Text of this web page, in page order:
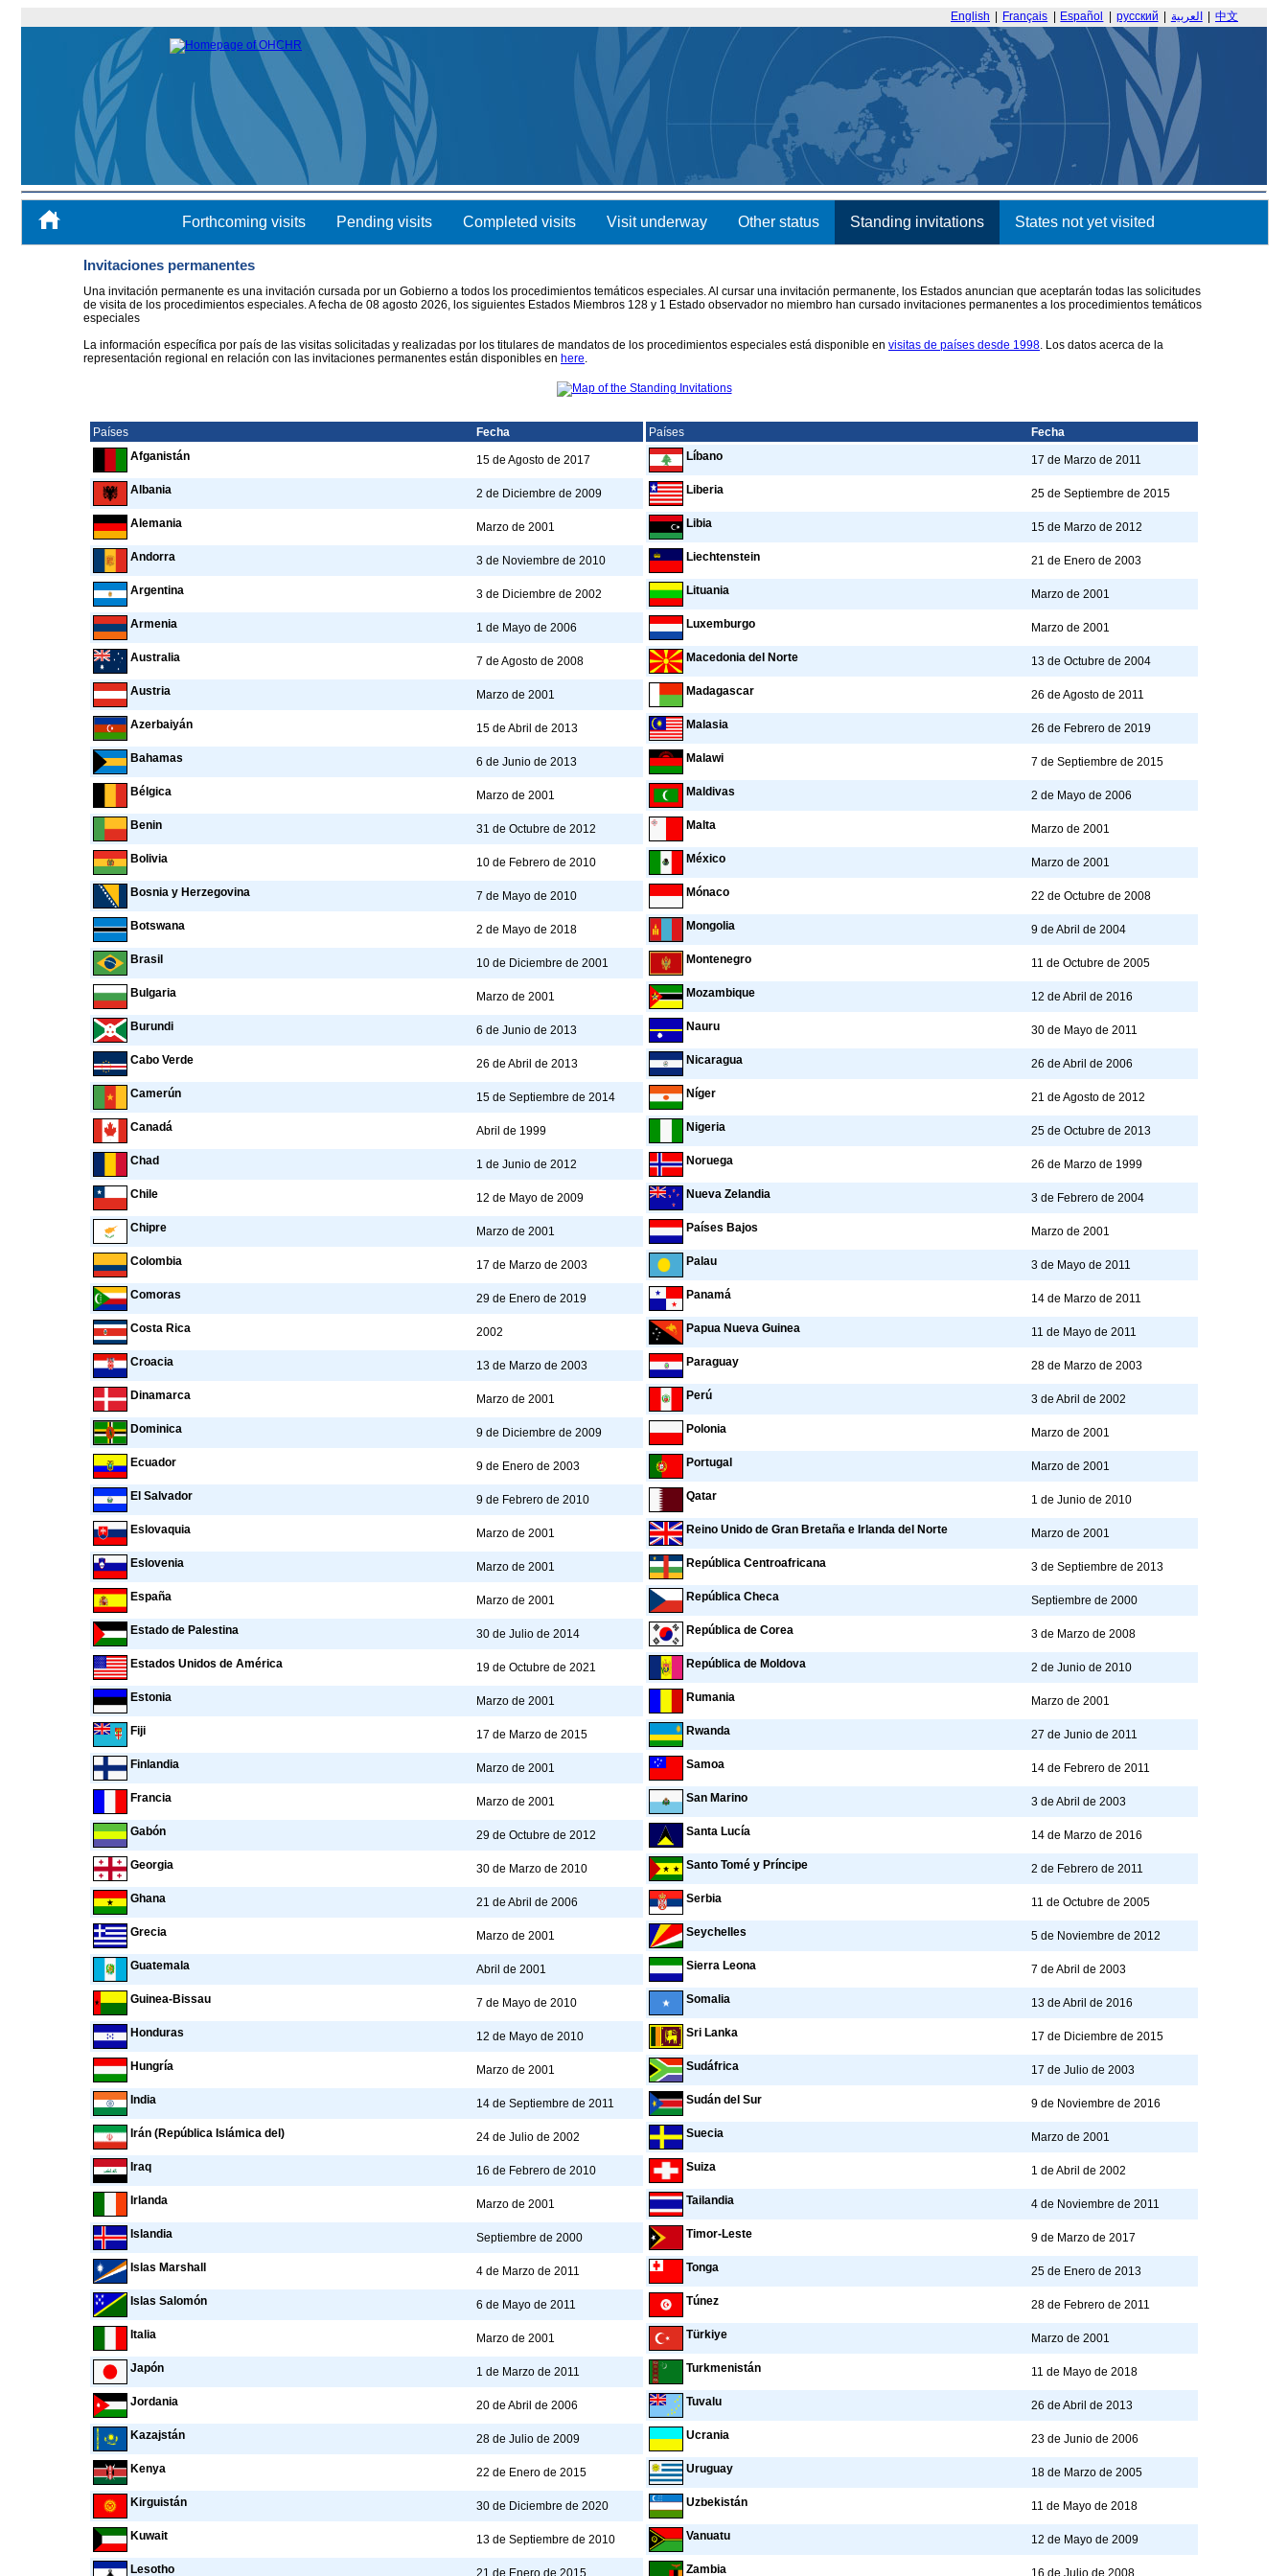
English Français Español русский العربية 中文
Forthcoming visits Pending visits Completed visits Visit underway Other status Standing invitations States not yet visited
Invitaciones permanentes
Una invitación permanente es una invitación cursada por un Gobierno a todos los procedimientos temáticos especiales. Al cursar una invitación permanente, los Estados anuncian que aceptarán todas las solicitudes
de visita de los procedimientos especiales. A fecha de 08 agosto 2026, los siguientes Estados Miembros 128 y 1 Estado observador no miembro han cursado invitaciones permanentes a los procedimientos temáticos
especiales
La información específica por país de las visitas solicitadas y realizadas por los titulares de mandatos de los procedimientos especiales está disponible en visitas de países desde 1998. Los datos acerca de la
representación regional en relación con las invitaciones permanentes están disponibles en here.
Países Fecha Países
Fecha
Afganistán
15 de Agosto de 2017 Líbano 17 de Marzo de 2011
Albania 2 de Diciembre de 2009 Liberia 25 de Septiembre de 2015
Alemania Marzo de 2001 Libia 15 de Marzo de 2012
Andorra 3 de Noviembre de 2010 Liechtenstein 21 de Enero de 2003
Argentina 3 de Diciembre de 2002 Lituania Marzo de 2001
Armenia 1 de Mayo de 2006 Luxemburgo Marzo de 2001
Australia 7 de Agosto de 2008 Macedonia del Norte 13 de Octubre de 2004
Austria Marzo de 2001 Madagascar 26 de Agosto de 2011
Azerbaiyán 15 de Abril de 2013 Malasia 26 de Febrero de 2019
Bahamas 6 de Junio de 2013 Malawi 7 de Septiembre de 2015
Bélgica Marzo de 2001 Maldivas 2 de Mayo de 2006
Benin 31 de Octubre de 2012 Malta Marzo de 2001
Bolivia 10 de Febrero de 2010 México Marzo de 2001
Bosnia y Herzegovina 7 de Mayo de 2010 Mónaco 22 de Octubre de 2008
Botswana 2 de Mayo de 2018 Mongolia 9 de Abril de 2004
Brasil 10 de Diciembre de 2001 Montenegro 11 de Octubre de 2005
Bulgaria Marzo de 2001 Mozambique 12 de Abril de 2016
Burundi 6 de Junio de 2013 Nauru 30 de Mayo de 2011
Cabo Verde 26 de Abril de 2013 Nicaragua 26 de Abril de 2006
Camerún 15 de Septiembre de 2014 Níger 21 de Agosto de 2012
Canadá Abril de 1999 Nigeria 25 de Octubre de 2013
Chad 1 de Junio de 2012 Noruega 26 de Marzo de 1999
Chile 12 de Mayo de 2009 Nueva Zelandia 3 de Febrero de 2004
Chipre Marzo de 2001 Países Bajos Marzo de 2001
Colombia 17 de Marzo de 2003 Palau 3 de Mayo de 2011
Comoras 29 de Enero de 2019 Panamá 14 de Marzo de 2011
Costa Rica 2002 Papua Nueva Guinea 11 de Mayo de 2011
Croacia 13 de Marzo de 2003 Paraguay 28 de Marzo de 2003
Dinamarca Marzo de 2001 Perú 3 de Abril de 2002
Dominica 9 de Diciembre de 2009 Polonia Marzo de 2001
Ecuador 9 de Enero de 2003 Portugal Marzo de 2001
El Salvador 9 de Febrero de 2010 Qatar 1 de Junio de 2010
Eslovaquia Marzo de 2001 Reino Unido de Gran Bretaña e Irlanda del Norte Marzo de 2001
Eslovenia Marzo de 2001 República Centroafricana 3 de Septiembre de 2013
España Marzo de 2001 República Checa Septiembre de 2000
Estado de Palestina 30 de Julio de 2014 República de Corea 3 de Marzo de 2008
Estados Unidos de América 19 de Octubre de 2021 República de Moldova 2 de Junio de 2010
Estonia Marzo de 2001 Rumania Marzo de 2001
Fiji 17 de Marzo de 2015 Rwanda 27 de Junio de 2011
Finlandia Marzo de 2001 Samoa 14 de Febrero de 2011
Francia Marzo de 2001 San Marino 3 de Abril de 2003
Gabón 29 de Octubre de 2012 Santa Lucía 14 de Marzo de 2016
Georgia 30 de Marzo de 2010 Santo Tomé y Príncipe 2 de Febrero de 2011
Ghana 21 de Abril de 2006 Serbia 11 de Octubre de 2005
Grecia Marzo de 2001 Seychelles 5 de Noviembre de 2012
Guatemala Abril de 2001 Sierra Leona 7 de Abril de 2003
Guinea-Bissau 7 de Mayo de 2010 Somalia 13 de Abril de 2016
Honduras 12 de Mayo de 2010 Sri Lanka 17 de Diciembre de 2015
Hungría Marzo de 2001 Sudáfrica 17 de Julio de 2003
India 14 de Septiembre de 2011 Sudán del Sur 9 de Noviembre de 2016
Irán (República Islámica del) 24 de Julio de 2002 Suecia Marzo de 2001
Iraq 16 de Febrero de 2010 Suiza 1 de Abril de 2002
Irlanda Marzo de 2001 Tailandia 4 de Noviembre de 2011
Islandia Septiembre de 2000 Timor-Leste 9 de Marzo de 2017
Islas Marshall 4 de Marzo de 2011 Tonga 25 de Enero de 2013
Islas Salomón 6 de Mayo de 2011 Túnez 28 de Febrero de 2011
Italia Marzo de 2001 Türkiye Marzo de 2001
Japón 1 de Marzo de 2011 Turkmenistán 11 de Mayo de 2018
Jordania 20 de Abril de 2006 Tuvalu 26 de Abril de 2013
Kazajstán 28 de Julio de 2009 Ucrania 23 de Junio de 2006
Kenya 22 de Enero de 2015 Uruguay 18 de Marzo de 2005
Kirguistán 30 de Diciembre de 2020 Uzbekistán 11 de Mayo de 2018
Kuwait 13 de Septiembre de 2010 Vanuatu 12 de Mayo de 2009
Lesotho Zambia